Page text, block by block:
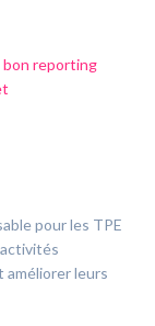
bon reporting
pour les TPE
améliorer leurs